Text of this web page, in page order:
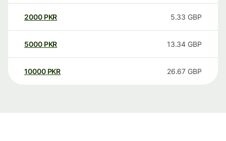
2000 PKR 5.33 GBP
5000 PKR 13.34 GBP
10000 PKR 26.67 GBP